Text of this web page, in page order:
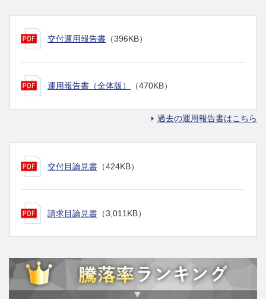
交付運用報告書 （396KB）
運用報告書（全体版） （470KB）
過去の運用報告書はこちら
交付目論見書 （424KB）
請求目論見書 （3,011KB）